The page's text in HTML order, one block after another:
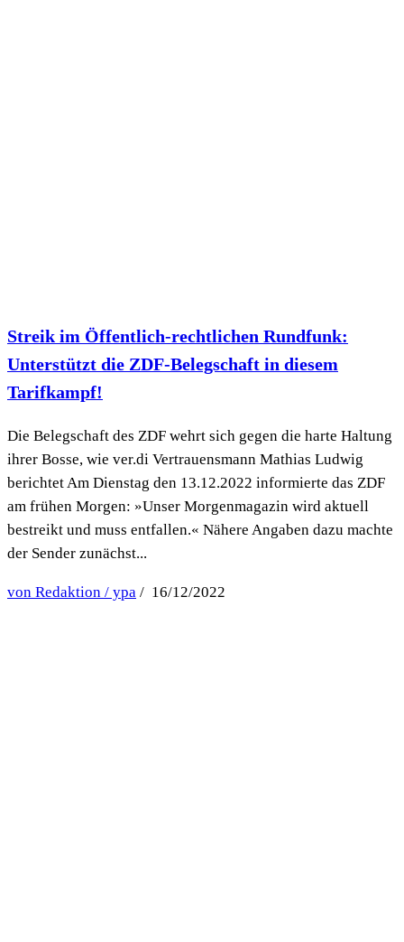
Streik im Öffentlich-rechtlichen Rundfunk:
Unterstützt die ZDF-Belegschaft in diesem
Tarifkampf!
Die Belegschaft des ZDF wehrt sich gegen die harte Haltung
ihrer Bosse, wie ver.di Vertrauensmann Mathias Ludwig
berichtet Am Dienstag den 13.12.2022 informierte das ZDF
am frühen Morgen: »Unser Morgenmagazin wird aktuell
bestreikt und muss entfallen.« Nähere Angaben dazu machte
der Sender zunächst...
von Redaktion / ypa / 16/12/2022